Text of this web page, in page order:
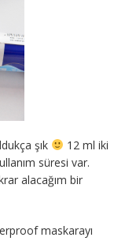
şık
12 ml iki
süresi var.
alacağım bir
maskarayı